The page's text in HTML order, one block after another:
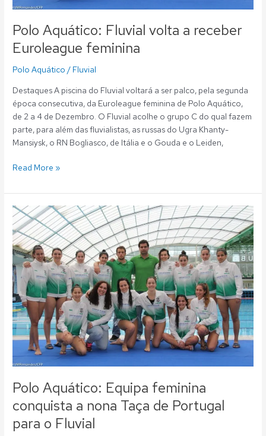
Polo Aquático: Fluvial volta a receber
Euroleague feminina
Polo Aquático / Fluvial
Destaques A piscina do Fluvial voltará a ser palco, pela segunda
época consecutiva, da Euroleague feminina de Polo Aquático,
de 2 a 4 de Dezembro. O Fluvial acolhe o grupo C do qual fazem
parte, para além das fluvialistas, as russas do Ugra Khanty-
Mansiysk, o RN Bogliasco, de Itália e o Gouda e o Leiden,
Read More »
Polo Aquático: Equipa feminina
conquista a nona Taça de Portugal
para o Fluvial
Polo
Aquático:
Equipa
feminina
conquista
a
nona
Taça
de
Portugal
para
o
Fluvial